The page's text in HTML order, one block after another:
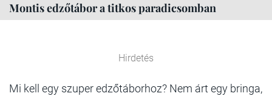
Montis edzőtábor a titkos paradicsomban
Hirdetés
Mi kell egy szuper edzőtáborhoz? Nem árt egy bringa,